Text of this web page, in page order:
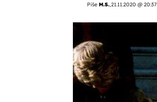
Piše M.S.,21.11.2020 @ 20:37